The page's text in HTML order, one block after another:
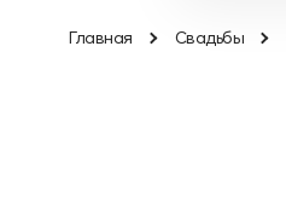
Главная Свадьбы